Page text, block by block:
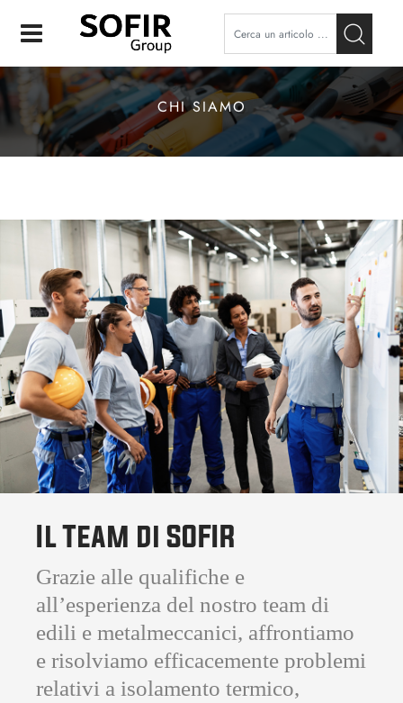
CHI SIAMO
Il Team di SOFIR
Grazie alle qualifiche e
all’esperienza del nostro team di
edili e metalmeccanici, affrontiamo
e risolviamo efficacemente problemi
relativi a isolamento termico,